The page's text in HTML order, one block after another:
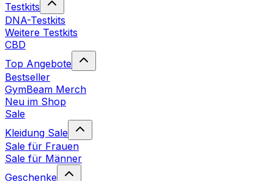
Testkits
DNA-Testkits
Weitere Testkits
CBD
Top Angebote
Bestseller
GymBeam Merch
Neu im Shop
Sale
Kleidung Sale
Sale für Frauen
Sale für Männer
Geschenke